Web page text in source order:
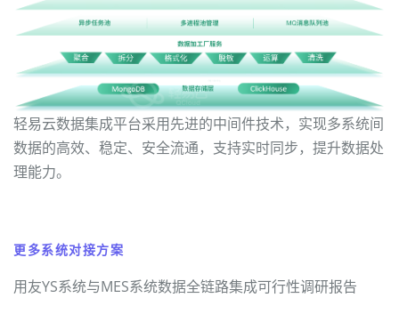
轻易云数据集成平台采用先进的中间件技术，实现多系统间
数据的高效、稳定、安全流通，支持实时同步，提升数据处
理能力。
更多系统对接方案
用友YS系统与MES系统数据全链路集成可行性调研报告